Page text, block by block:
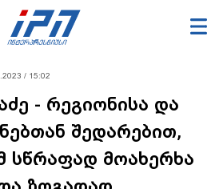
/ 15:02
- რეგიონისა და
შედარებით,
სწრაფად მოახერხა